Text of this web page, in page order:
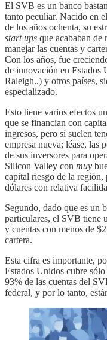
El SVB es un banco
tanto peculiar. Nacido en
de los años ochenta, su
start ups que acababan
manejar las cuentas y
Con los años, fue
de innovación en Estados
Raleigh..) y otros países,
especializado.
Esto tiene varios efectos
que se financian con
ingresos, pero sí suelen
empresa nueva; léase, las
de sus inversores para
Silicon Valley con muy
capital riesgo de la
dólares con relativa
Segundo, dado que es un
particulares, el SVB tiene
y cuentas con menos de
cartera.
Esta cifra es importante,
Estados Unidos cubre
93% de las cuentas del
federal, y por lo tanto,